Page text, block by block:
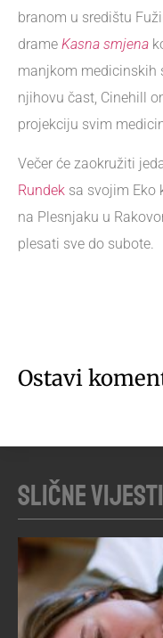
branom u središtu
drame Kasna smjena
manjkom medicinskih
njihovu čast, Cinehill
projekciju svim
Večer će zaokružiti
Rundek sa svojim Eko
na Plesnjaku u
plesati sve do subote.
Ostavi
Slične vijesti